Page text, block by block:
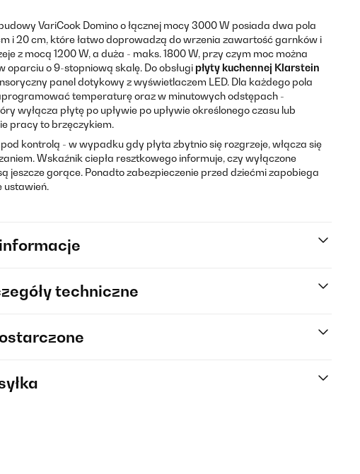
VariCook Domino o łącznej mocy 3000 W posiada dwa pola
i 20 cm, które łatwo doprowadzą do wrzenia zawartość garnków i
z mocą 1200 W, a duża - maks. 1800 W, przy czym moc można
oparciu o 9-stopniową skalę. Do obsługi płyty kuchennej Klarstein
panel dotykowy z wyświetlaczem LED. Dla każdego pola
temperaturę oraz w minutowych odstępach -
wyłącza płytę po upływie po upływie określonego czasu lub
pracy to brzęczykiem.
kontrolą - w wypadku gdy płyta zbytnio się rozgrzeje, włącza się
Wskaźnik ciepła resztkowego informuje, czy wyłączone
jeszcze gorące. Ponadto zabezpieczenie przed dziećmi zapobiega
ustawień.
techniczne